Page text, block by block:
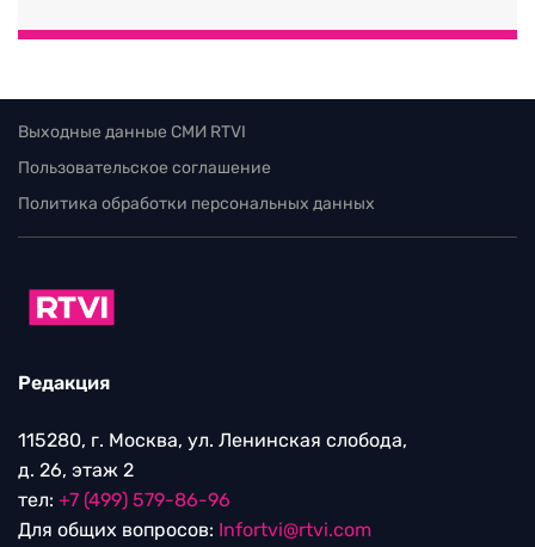
Выходные данные СМИ RTVI
Пользовательское соглашение
Политика обработки персональных данных
Редакция
115280, г. Москва, ул. Ленинская слобода,
д. 26, этаж 2
тел: +7 (499) 579-86-96
Для общих вопросов: Infortvi@rtvi.com